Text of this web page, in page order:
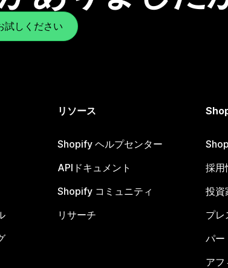
しください
リソース
Shopify ヘルプセンター
APIドキュメント
Shopify コミュニティ
リサーチ
採用
投資
プレ
パー
アフ